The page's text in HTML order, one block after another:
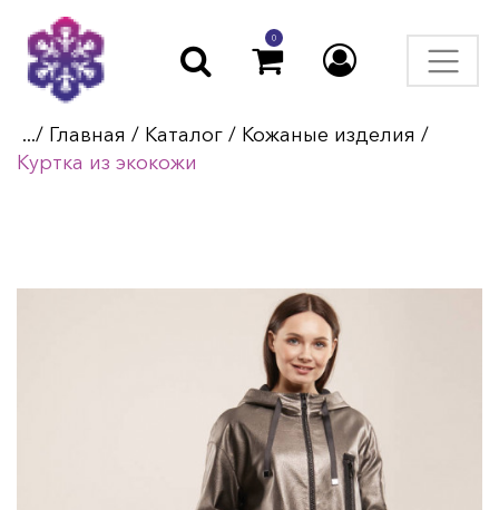
0
.../ Главная / Каталог / Кожаные изделия /
Куртка из экокожи